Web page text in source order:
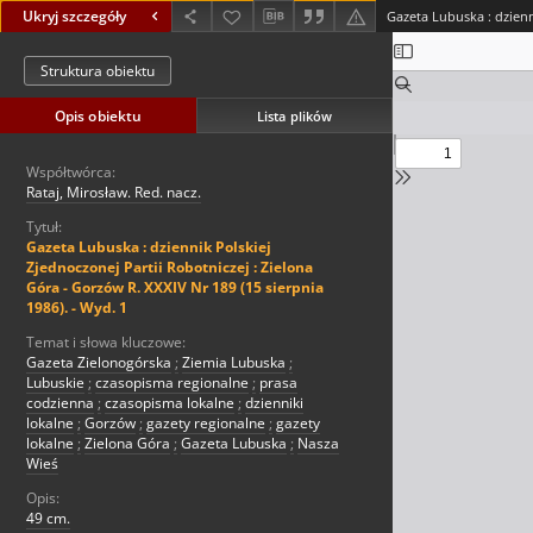
Ukryj szczegóły
Struktura obiektu
Opis obiektu Lista plików
Współtwórca:
Rataj, Mirosław. Red. nacz.
Tytuł:
Gazeta Lubuska : dziennik Polskiej
Zjednoczonej Partii Robotniczej : Zielona
Góra - Gorzów R. XXXIV Nr 189 (15 sierpnia
1986). - Wyd. 1
Temat i słowa kluczowe:
Gazeta Zielonogórska ; Ziemia Lubuska ;
Lubuskie ; czasopisma regionalne ; prasa
codzienna ; czasopisma lokalne ; dzienniki
lokalne ; Gorzów ; gazety regionalne ; gazety
lokalne ; Zielona Góra ; Gazeta Lubuska ; Nasza
Wieś
Opis:
49 cm.